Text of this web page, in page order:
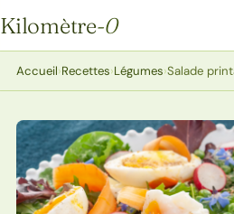
Kilomètre-0
Kilomètre-0
Accueil›Recettes›Légumes›